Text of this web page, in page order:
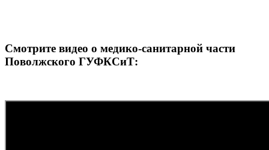
Смотрите видео о медико-санитарной части
Поволжского ГУФКСиТ: